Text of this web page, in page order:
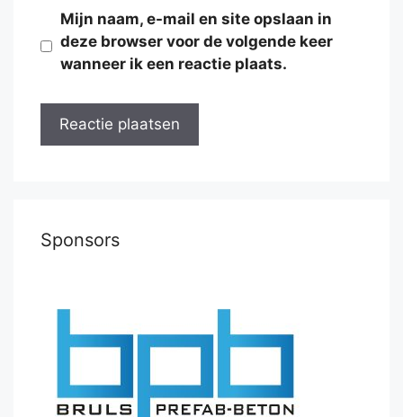
Mijn naam, e-mail en site opslaan in
deze browser voor de volgende keer
wanneer ik een reactie plaats.
Sponsors